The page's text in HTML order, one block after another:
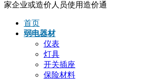
家企业或造价人员使用造价通
首页
弱电器材
仪表
灯具
开关插座
保险材料